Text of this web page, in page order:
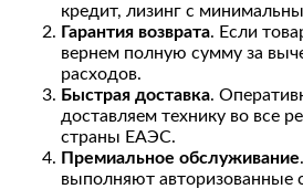
кредит, лизинг с
Гарантия возврата. Если
вернем полную сумму за
расходов.
Быстрая доставка.
доставляем технику во все
страны ЕАЭС.
Премиальное обслуживание
выполняют авторизованные